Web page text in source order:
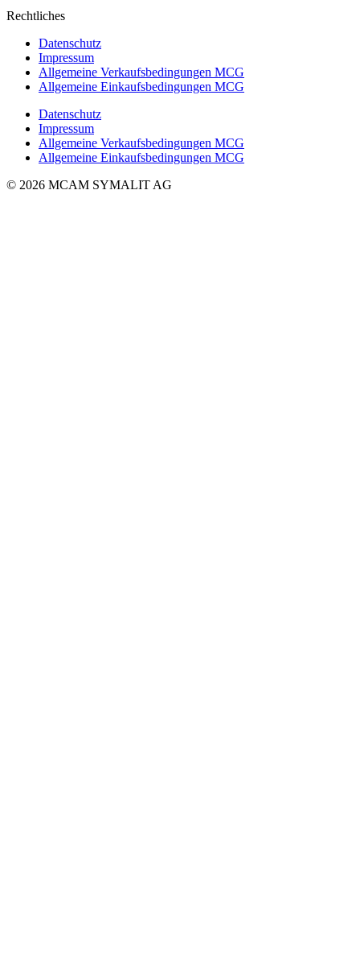
Rechtliches
Datenschutz
Impressum
Allgemeine Verkaufsbedingungen MCG
Allgemeine Einkaufsbedingungen MCG
Datenschutz
Impressum
Allgemeine Verkaufsbedingungen MCG
Allgemeine Einkaufsbedingungen MCG
© 2026 MCAM SYMALIT AG